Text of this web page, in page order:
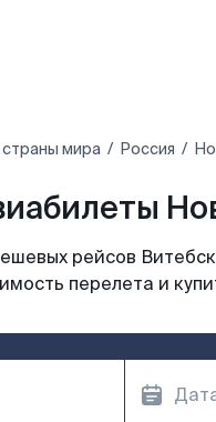
мира Россия
рейсов
перелета и